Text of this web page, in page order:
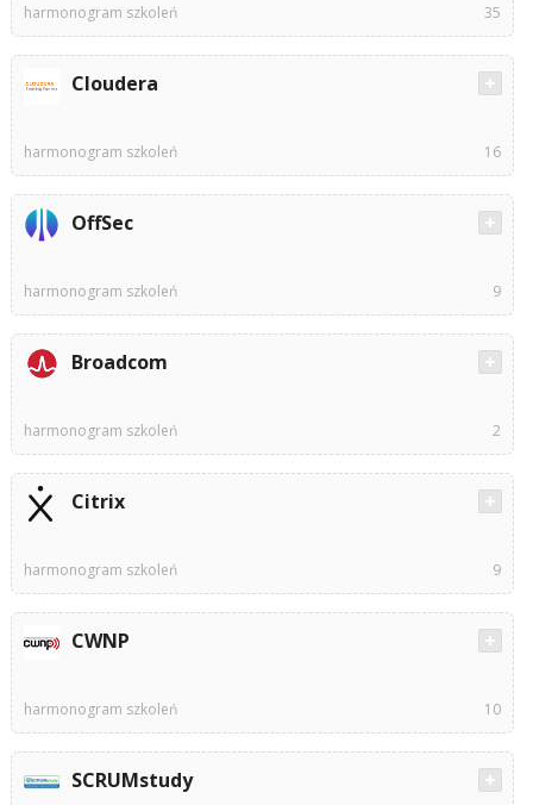
harmonogram szkoleń 35
Cloudera
harmonogram szkoleń 16
OffSec
harmonogram szkoleń 9
Broadcom
harmonogram szkoleń 2
Citrix
harmonogram szkoleń 9
CWNP
harmonogram szkoleń 10
SCRUMstudy